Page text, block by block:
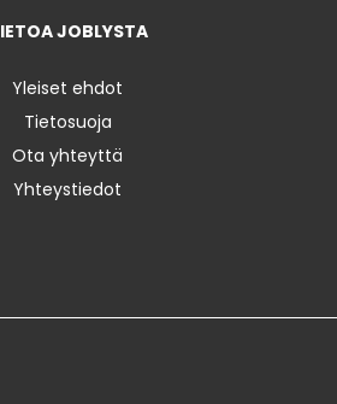
JOBLYSTA
Yleiset ehdot
Tietosuoja
Ota yhteyttä
Yhteystiedot